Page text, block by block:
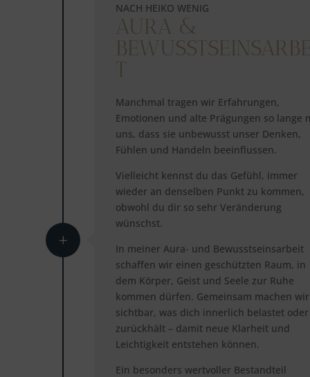
NACH HEIKO WENIG
AURA &
T
Manchmal tragen wir Erfahrungen,
Emotionen und alte Prägungen so lange
uns, dass sie unbewusst unser Denken,
Fühlen und Handeln beeinflussen.
Vielleicht kennst du das Gefühl, immer
wieder an denselben Punkt zu kommen,
obwohl du dir so sehr Veränderung
wünschst.
In meiner Aura- und Bewusstseinsarbeit
schaffen wir einen geschützten Raum, in
dem Körper, Geist und Seele zur Ruhe
kommen dürfen. Gemeinsam machen wir
sichtbar, was dich innerlich belastet oder
zurückhält – damit neue Klarheit und
Leichtigkeit entstehen können.
Ein besonders wertvoller Bestandteil